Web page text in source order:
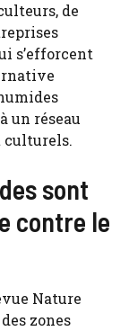
de
s’efforcent
un réseau
culturels.
sont
contre le
Nature
zones